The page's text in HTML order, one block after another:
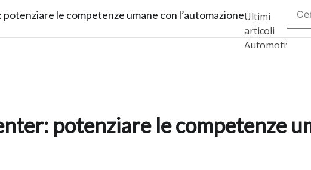
le competenze umane con l’automazioneUltimi
articoli
AutomotiveUp
RetailUp
potenziare le competenze